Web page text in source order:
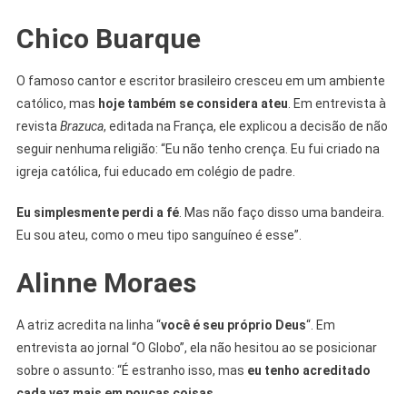
Chico Buarque
O famoso cantor e escritor brasileiro cresceu em um ambiente
católico, mas hoje também se considera ateu. Em entrevista à
revistaBrazuca, editada na França, ele explicou a decisão de não
seguir nenhuma religião: “Eu não tenho crença. Eu fui criado na
igreja católica, fui educado em colégio de padre.
Eu simplesmente perdi a fé. Mas não faço disso uma bandeira.
Eu sou ateu, como o meu tipo sanguíneo é esse”.
Alinne Moraes
A atriz acredita na linha “você é seu próprio Deus“. Em
entrevista ao jornal “O Globo”, ela não hesitou ao se posicionar
sobre o assunto: “É estranho isso, mas eu tenho acreditado